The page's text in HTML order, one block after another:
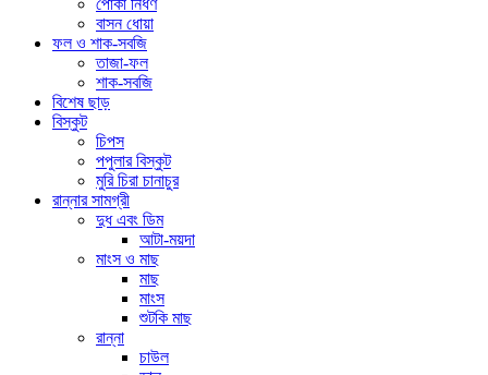
পোকা নিধণ
বাসন ধোয়া
ফল ও শাক-সবজি
তাজা-ফল
শাক-সবজি
বিশেষ ছাড়
বিস্কুট
চিপস
পপুলার বিস্কুট
মুরি চিরা চানাচুর
রান্নার সামগ্রী
দুধ এবং ডিম
আটা-ময়দা
মাংস ও মাছ
মাছ
মাংস
শুটকি মাছ
রান্না
চাউল